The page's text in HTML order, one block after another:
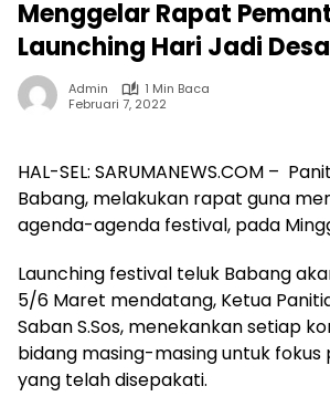
Menggelar Rapat
Launching Hari Jadi Desa
Admin
1 Min Baca
Februari 7, 2022
HAL-SEL: SARUMANEWS.COM –
Babang, melakukan rapat guna
agenda-agenda festival, pada
Launching festival teluk Babang
5/6 Maret mendatang, Ketua
Saban S.Sos, menekankan setiap
bidang masing-masing untuk fokus
yang telah disepakati.